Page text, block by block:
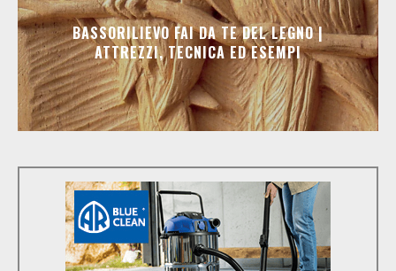
BASSORILIEVO FAI DA TE DEL LEGNO |
ATTREZZI, TECNICA ED ESEMPI